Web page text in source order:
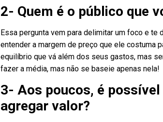
2- Quem é o público que
Essa pergunta vem para delimitar um foco e
entender a margem de preço que ele costuma
equilíbrio que vá além dos seus gastos, mas
fazer a média, mas não se baseie apenas nela!
3- Aos poucos, é
agregar valor?